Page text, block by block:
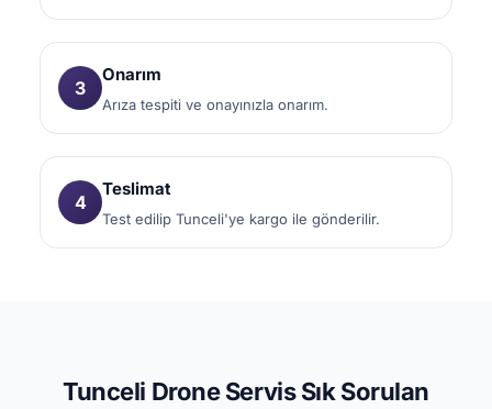
3
Onarım
Arıza tespiti ve onayınızla onarım.
4
Teslimat
Test edilip Tunceli'ye kargo ile gönderilir.
Tunceli Drone Servis Sık Sorulan